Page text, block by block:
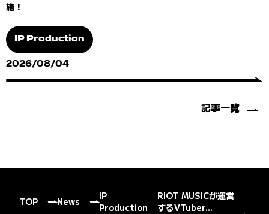
施！
IP Production
2026/08/04
記事一覧
TOP News
IP
Production
RIOT MUSICが運営
するVTuber...